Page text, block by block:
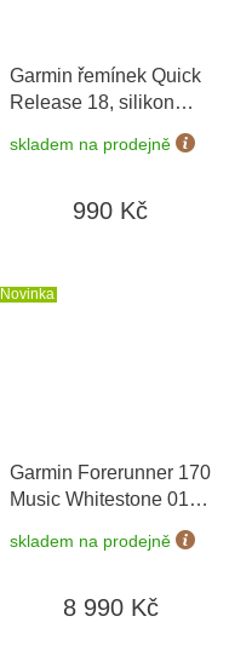
Garmin řemínek Quick
Release 18, silikon
Sage grey 010-13256-
01
skladem na prodejně
990 Kč
Novinka
Garmin Forerunner 170
Music Whitestone 010-
+ možnost
výměny do 90 dní
skladem na prodejně
8 990 Kč